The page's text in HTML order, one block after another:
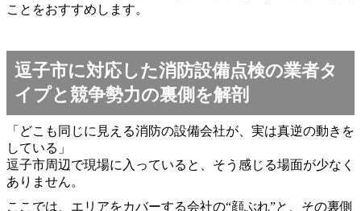
ことをおすすめします。
逗子市に対応した消防設備点検の業者タ
イプと競争勢力の裏側を解剖
「どこも同じに見える消防の設備会社が、実は真逆の動きを
している」
逗子市周辺で現場に入っていると、そう感じる場面が少なく
ありません。
ここでは、エリアをカバーする会社の“顔ぶれ”と、その裏側